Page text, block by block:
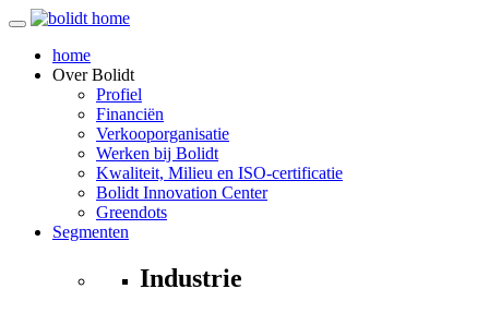
home
OverBolidt
Profiel
Financiën
Verkooporganisatie
Werken bij Bolidt
Kwaliteit, Milieu en ISO-certificatie
Bolidt Innovation Center
Greendots
Segmenten
Industrie